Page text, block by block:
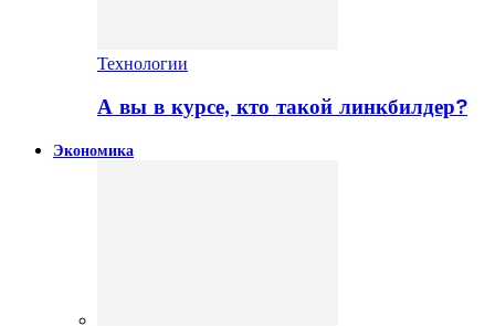
Технологии
А вы в курсе, кто такой линкбилдер?
Экономика